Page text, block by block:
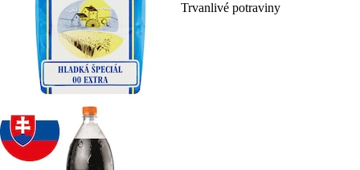
Trvanlivé potraviny